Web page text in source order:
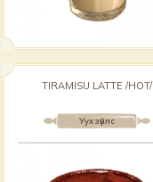
Уух зүйлс
TIRAMISU LATTE /HOT/